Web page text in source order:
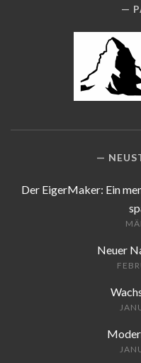
Der EigerMaker: Ein
Neuer